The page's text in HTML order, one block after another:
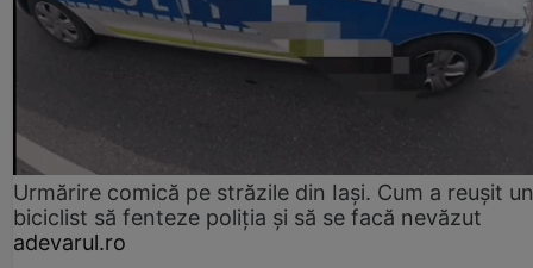
Urmărire comică pe străzile din Iași. Cum a reușit un
biciclist să fenteze poliția și să se facă nevăzut
adevarul.ro